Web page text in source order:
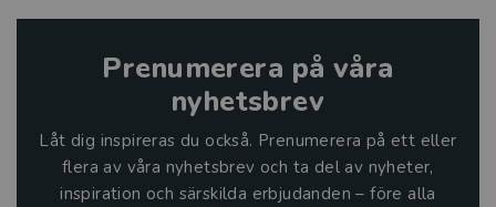
Prenumerera på våra
nyhetsbrev
Låt dig inspireras du också. Prenumerera på ett eller
flera av våra nyhetsbrev och ta del av nyheter,
inspiration och särskilda erbjudanden – före alla